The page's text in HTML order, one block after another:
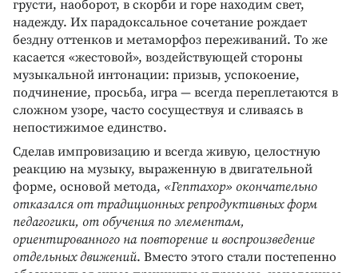
грусти, наоборот, в скорби и горе находим свет,
надежду. Их парадоксальное сочетание рождает
бездну оттенков и метаморфоз переживаний. То же
касается «жестовой», воздействующей стороны
музыкальной интонации: призыв, успокоение,
подчинение, просьба, игра — всегда переплетаются в
сложном узоре, часто сосуществуя и сливаясь в
непостижимое единство.
Сделав импровизацию и всегда живую, целостную
реакцию на музыку, выраженную в двигательной
форме, основой метода, «Гептахор» окончательно
отказался от традиционных репродуктивных форм
педагогики, от обучения по элементам,
ориентированного на повторение и воспроизведение
отдельных движений. Вместо этого стали постепенно